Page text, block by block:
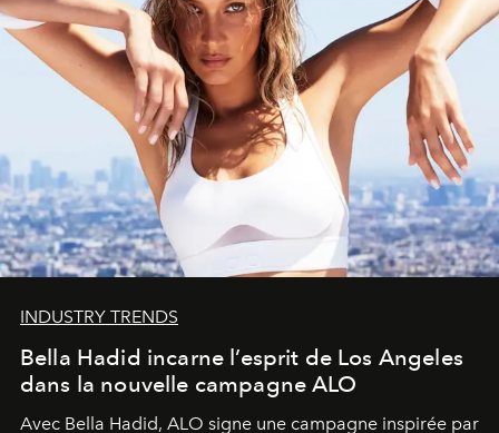
INDUSTRY TRENDS
Bella Hadid incarne l’esprit de Los Angeles
dans la nouvelle campagne ALO
Avec Bella Hadid, ALO signe une campagne inspirée par